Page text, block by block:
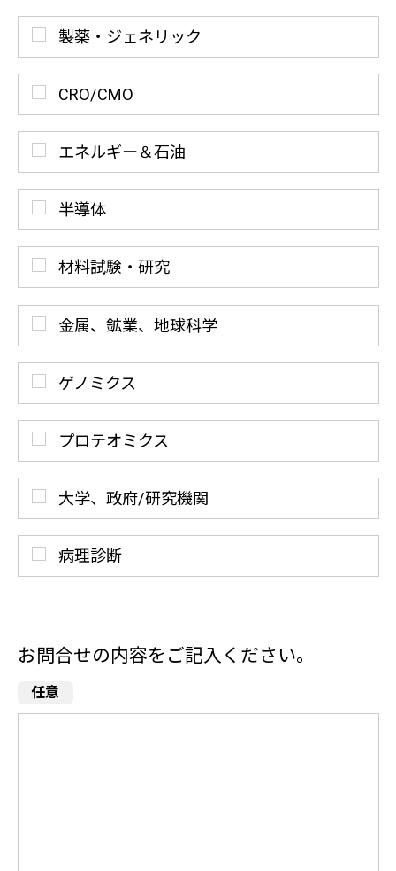
製薬・ジェネリック
CRO/CMO
エネルギー＆石油
半導体
材料試験・研究
金属、鉱業、地球科学
ゲノミクス
プロテオミクス
大学、政府/研究機関
病理診断
お問合せの内容をご記入ください。